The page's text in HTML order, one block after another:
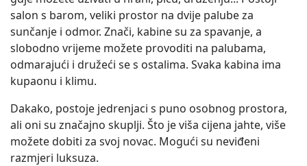
salon s barom, veliki prostor na dvije palube za
sunčanje i odmor. Znači, kabine su za spavanje, a
slobodno vrijeme možete provoditi na palubama,
odmarajući i družeći se s ostalima. Svaka kabina ima
kupaonu i klimu.
Dakako, postoje jedrenjaci s puno osobnog prostora,
ali oni su značajno skuplji. Što je viša cijena jahte, više
možete dobiti za svoj novac. Mogući su neviđeni
razmjeri luksuza.